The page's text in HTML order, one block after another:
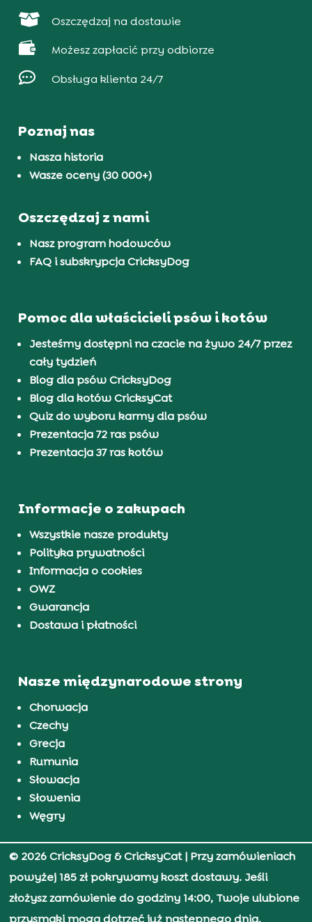
 Oszczędzaj na dostawie
 Możesz zapłacić przy odbiorze
 Obsługa klienta 24/7
Poznaj nas
Nasza historia
Wasze oceny (30 000+)
Oszczędzaj z nami
Nasz program hodowców
FAQ i subskrypcja CricksyDog
Pomoc dla właścicieli psów i kotów
Jesteśmy dostępni na czacie na żywo 24/7 przez
cały tydzień
Blog dla psów CricksyDog
Blog dla kotów CricksyCat
Quiz do wyboru karmy dla psów
Prezentacja 72 ras psów
Prezentacja 37 ras kotów
Informacje o zakupach
Wszystkie nasze produkty
Polityka prywatności
Informacja o cookies
OWZ
Gwarancja
Dostawa i płatności
Nasze międzynarodowe strony
Chorwacja
Czechy
Grecja
Rumunia
Słowacja
Słowenia
Węgry
© 2026 CricksyDog & CricksyCat| Przy zamówieniach
powyżej 185 zł pokrywamy koszt dostawy. Jeśli
złożysz zamówienie do godziny 14:00, Twoje ulubione
przysmaki mogą dotrzeć już następnego dnia.